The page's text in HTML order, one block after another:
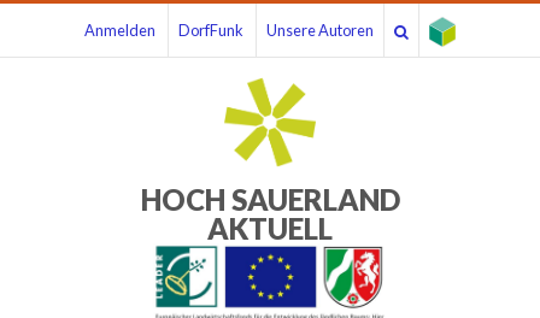
Anmelden DorfFunk Unsere Autoren
HOCH SAUERLAND
AKTUELL